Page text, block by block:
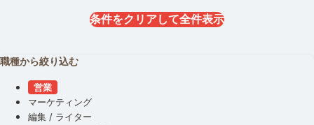
条件をクリアして全件表示
職種から絞り込む
営業
マーケティング
編集 / ライター